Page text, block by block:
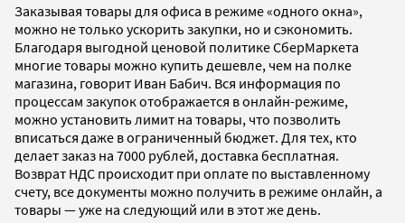
Заказывая товары для офиса в режиме «одного окна»,
можно не только ускорить закупки, но и сэкономить.
Благодаря выгодной ценовой политике СберМаркета
многие товары можно купить дешевле, чем на полке
магазина, говорит Иван Бабич. Вся информация по
процессам закупок отображается в онлайн-режиме,
можно установить лимит на товары, что позволить
вписаться даже в ограниченный бюджет. Для тех, кто
делает заказ на 7000 рублей, доставка бесплатная.
Возврат НДС происходит при оплате по выставленному
счету, все документы можно получить в режиме онлайн, а
товары — уже на следующий или в этот же день.